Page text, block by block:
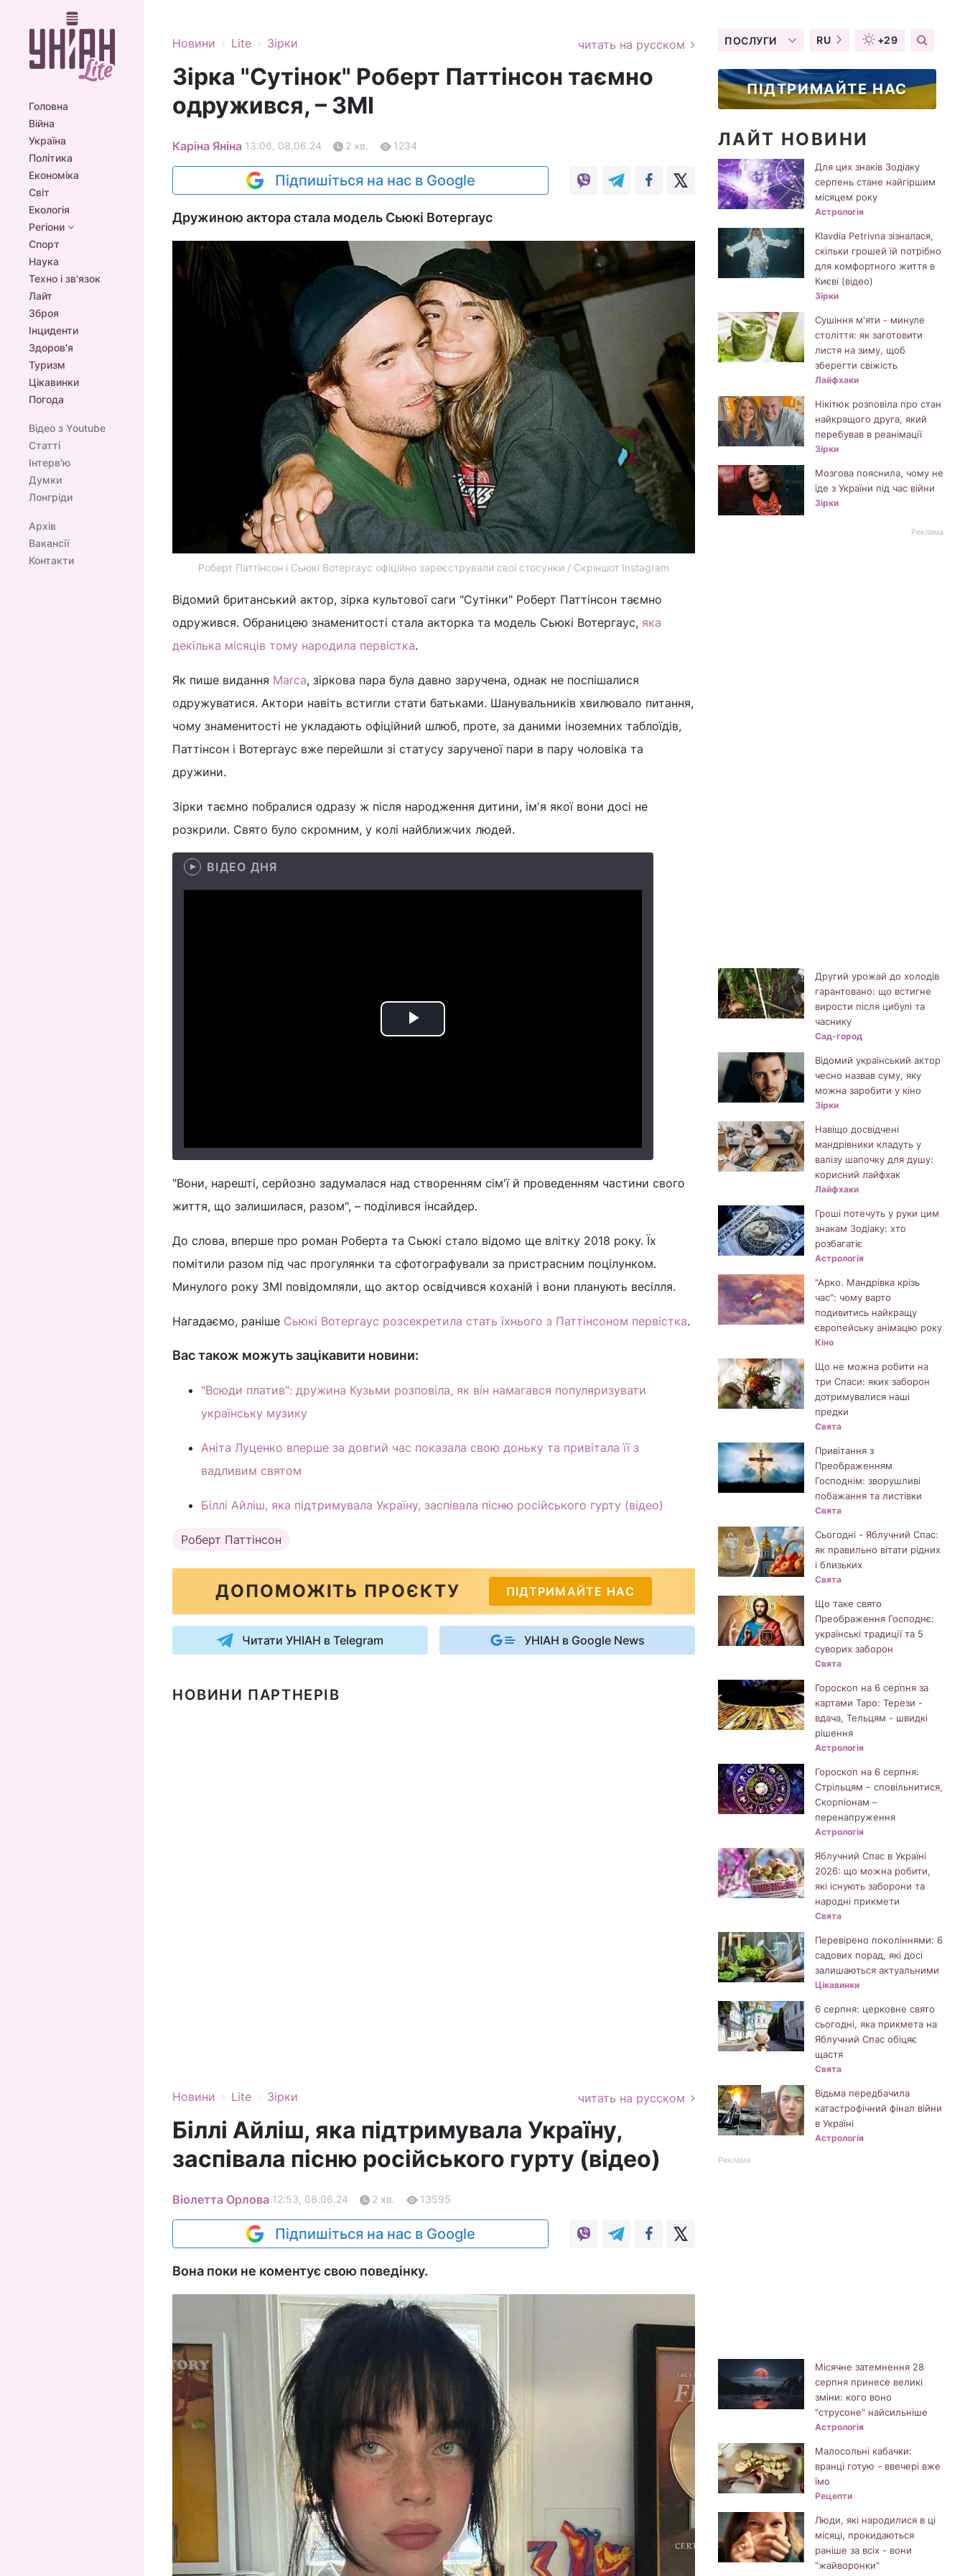
Головна
Війна
Україна
Політика
Економіка
Світ
Екологія
Регіони
Спорт
Наука
Техно і зв'язок
Лайт
Зброя
Інциденти
Здоров'я
Туризм
Цікавинки
Погода
Відео з Youtube
Статті
Інтерв'ю
Думки
Лонгріди
Архів
Вакансії
Контакти
Новини › Lite › Зірки читать на русском
Зірка "Сутінок" Роберт Паттінсон таємно
одружився, – ЗМІ
Каріна Яніна 13:06, 08.06.24 2 хв. 1234
Підпишіться на нас в Google
Дружиною актора стала модель Сьюкі Вотергаус
Роберт Паттінсон і Сьюкі Вотергаус офіційно зареєстрували свої стосунки / Скріншот Instagram
Відомий британський актор, зірка культової саги "Сутінки" Роберт Паттінсон таємно
одружився. Обраницею знаменитості стала акторка та модель Сьюкі Вотергаус, яка
декілька місяців тому народила первістка.
Як пише видання Marca, зіркова пара була давно заручена, однак не поспішалися
одружуватися. Актори навіть встигли стати батьками. Шанувальників хвилювало питання,
чому знаменитості не укладають офіційний шлюб, проте, за даними іноземних таблоїдів,
Паттінсон і Вотергаус вже перейшли зі статусу зарученої пари в пару чоловіка та
дружини.
Зірки таємно побралися одразу ж після народження дитини, ім'я якої вони досі не
розкрили. Свято було скромним, у колі найближчих людей.
ВІДЕО ДНЯ
Play
"Вони, нарешті, серйозно задумалася над створенням сім'ї й проведенням частини свого
життя, що залишилася, разом", – поділився інсайдер.
До слова, вперше про роман Роберта та Сьюкі стало відомо ще влітку 2018 року. Їх
помітили разом під час прогулянки та сфотографували за пристрасним поцілунком.
Минулого року ЗМІ повідомляли, що актор освідчився коханій і вони планують весілля.
Нагадаємо, раніше Сьюкі Вотергаус розсекретила стать їхнього з Паттінсоном первістка.
Вас також можуть зацікавити новини:
"Всюди платив": дружина Кузьми розповіла, як він намагався популяризувати
українську музику
Аніта Луценко вперше за довгий час показала свою доньку та привітала її з
вадливим святом
Біллі Айліш, яка підтримувала Україну, заспівала пісню російського гурту (відео)
Роберт Паттінсон
ДОПОМОЖІТЬ ПРОЄКТУ ПІДТРИМАЙТЕ НАС
Читати УНІАН в Telegram УНІАН в Google News
НОВИНИ ПАРТНЕРІВ
Новини › Lite › Зірки читать на русском
Біллі Айліш, яка підтримувала Україну,
заспівала пісню російського гурту (відео)
Віолетта Орлова 12:53, 08.06.24 2 хв. 13595
Підпишіться на нас в Google
Вона поки не коментує свою поведінку.
ПОСЛУГИ RU +29
ПІДТРИМАЙТЕ НАС
ЛАЙТ НОВИНИ
Для цих знаків Зодіаку
серпень стане найгіршим
місяцем року
Астрологія
Klavdia Petrivna зізналася,
скільки грошей їй потрібно
для комфортного життя в
Києві (відео)
Зірки
Сушіння м'яти - минуле
століття: як заготовити
листя на зиму, щоб
зберегти свіжість
Лайфхаки
Нікітюк розповіла про стан
найкращого друга, який
перебував в реанімації
Зірки
Мозгова пояснила, чому не
їде з України під час війни
Зірки
Реклама
Другий урожай до холодів
гарантовано: що встигне
вирости після цибулі та
часнику
Сад-город
Відомий український актор
чесно назвав суму, яку
можна заробити у кіно
Зірки
Навіщо досвідчені
мандрівники кладуть у
валізу шапочку для душу:
корисний лайфхак
Лайфхаки
Гроші потечуть у руки цим
знакам Зодіаку: хто
розбагатіє
Астрологія
"Арко. Мандрівка крізь
час": чому варто
подивитись найкращу
європейську анімацію року
Кіно
Що не можна робити на
три Спаси: яких заборон
дотримувалися наші
предки
Свята
Привітання з
Преображенням
Господнім: зворушливі
побажання та листівки
Свята
Сьогодні - Яблучний Спас:
як правильно вітати рідних
і близьких
Свята
Що таке свято
Преображення Господнє:
українські традиції та 5
суворих заборон
Свята
Гороскоп на 6 серпня за
картами Таро: Терези -
вдача, Тельцям - швидкі
рішення
Астрологія
Гороскоп на 6 серпня:
Стрільцям – сповільнитися,
Скорпіонам –
перенапруження
Астрологія
Яблучний Спас в Україні
2026: що можна робити,
які існують заборони та
народні прикмети
Свята
Перевірено поколіннями: 6
садових порад, які досі
залишаються актуальними
Цікавинки
6 серпня: церковне свято
сьогодні, яка прикмета на
Яблучний Спас обіцяє
щастя
Свята
Відьма передбачила
катастрофічний фінал війни
в Україні
Астрологія
Реклама
Місячне затемнення 28
серпня принесе великі
зміни: кого воно
"струсоне" найсильніше
Астрологія
Малосольні кабачки:
вранці готую - ввечері вже
їмо
Рецепти
Люди, які народилися в ці
місяці, прокидаються
раніше за всіх - вони
"жайворонки"